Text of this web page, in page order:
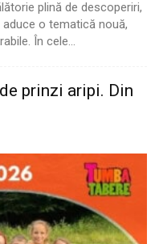
plină de descoperiri,
o tematică nouă,
În cele...
prinzi aripi. Din